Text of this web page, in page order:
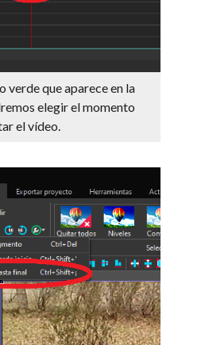
verde que aparece en la
elegir el momento
el vídeo.